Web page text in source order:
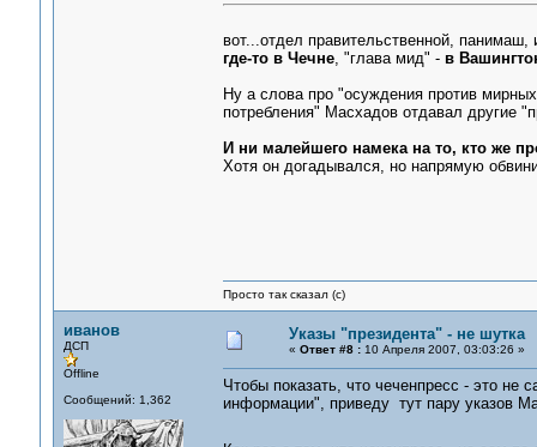
вот...отдел правительственной,
где-то в Чечне, "глава мид" - в
Ну а слова про "осуждения против
потребления" Масхадов отдавал другие
И ни малейшего намека на то, кто же
Хотя он догадывался, но напрямую
Просто так сказал (с)
иванов
ДСП
Offline
Сообщений: 1,362
Указы "президента" - не шутка
« Ответ #8 :10 Апреля 2007, 03:03:26 »
Чтобы показать, что чеченпресс - это не
информации", приведу тут пару указов